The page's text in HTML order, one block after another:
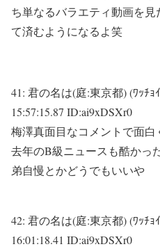
ち単なるバラエティ動画を見
て済むようになるよ笑
41: 君の名は(庭:東京都) (ﾜｯﾁｮ
15:57:15.87 ID:ai9xDSXr0
梅澤真面目なコメントで面白
去年のB級ニュースも酷かっ
弟自慢とかどうでもいいや
42: 君の名は(庭:東京都) (ﾜｯﾁｮ
16:01:18.41 ID:ai9xDSXr0